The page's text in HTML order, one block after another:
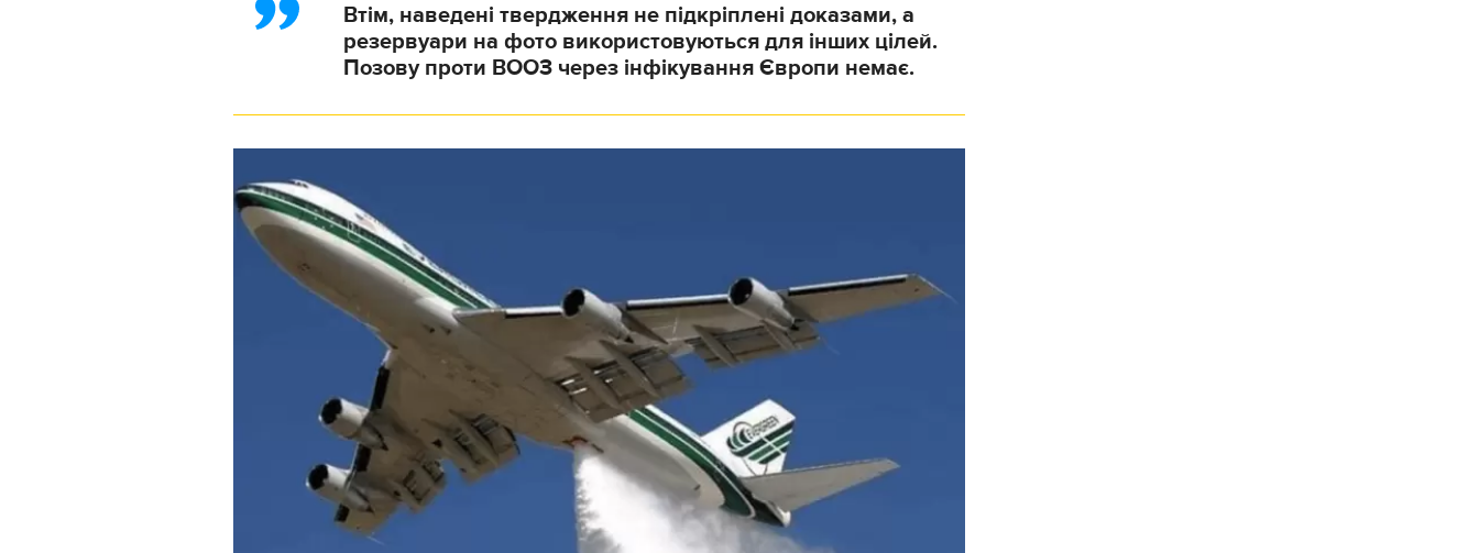
Втім, наведені твердження не підкріплені доказами, а
резервуари на фото використовуються для інших цілей.
Позову проти ВООЗ через інфікування Європи немає.